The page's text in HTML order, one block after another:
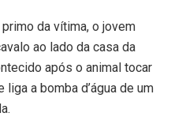
da vítima, o jovem
ao lado da casa da
após o animal tocar
a bomba d’água de um